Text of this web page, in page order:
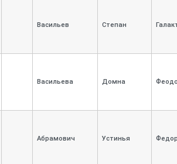
Васильев Степан
Васильева Домна
Абрамович Устинья